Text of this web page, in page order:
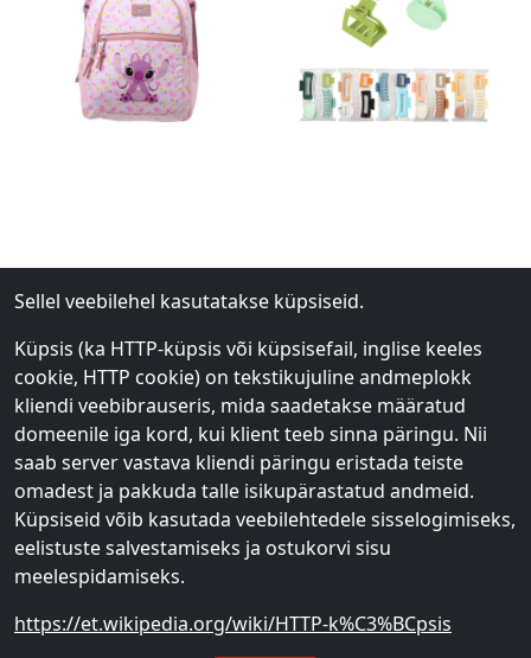
Sellel veebilehel kasutatakse küpsiseid.
Küpsis (ka HTTP-küpsis või küpsisefail, inglise keeles
cookie, HTTP cookie) on tekstikujuline andmeplokk
kliendi veebibrauseris, mida saadetakse määratud
domeenile iga kord, kui klient teeb sinna päringu. Nii
saab server vastava kliendi päringu eristada teiste
omadest ja pakkuda talle isikupärastatud andmeid.
Küpsiseid võib kasutada veebilehtedele sisselogimiseks,
eelistuste salvestamiseks ja ostukorvi sisu
meelespidamiseks.
https://et.wikipedia.org/wiki/HTTP-k%C3%BCpsis